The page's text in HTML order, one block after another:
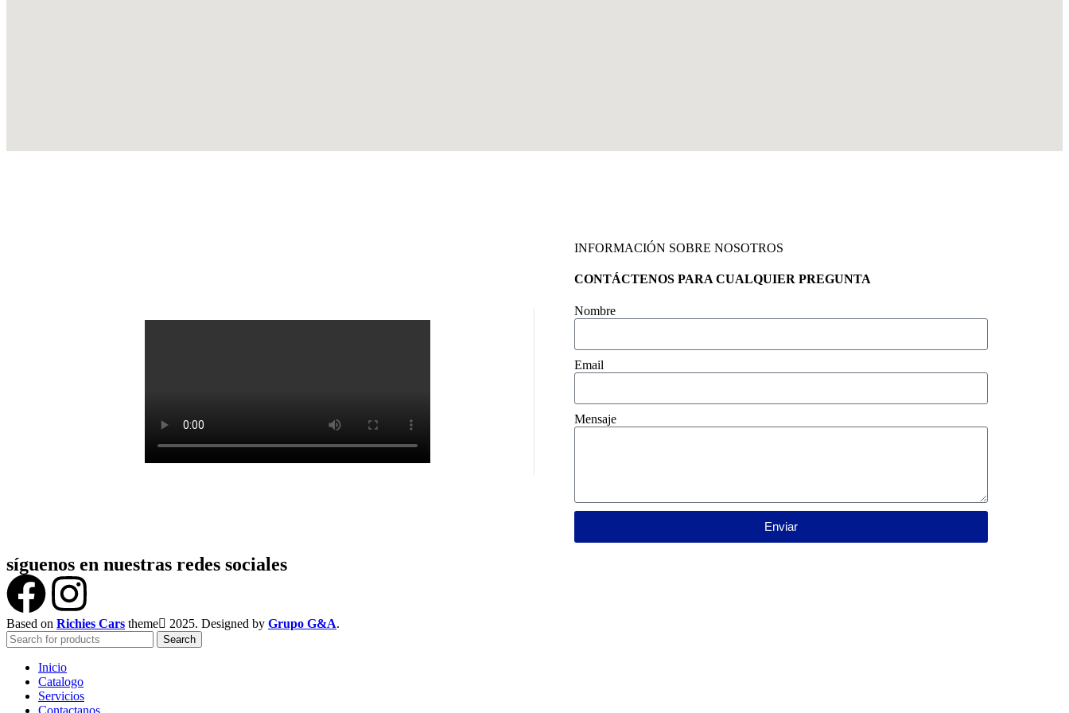
INFORMACIÓN SOBRE NOSOTROS
CONTÁCTENOS PARA CUALQUIER PREGUNTA
Nombre
Email
Mensaje
Enviar
síguenos en nuestras redes sociales
Based on Richies Cars theme 2025. Designed by Grupo G&A.
Search
Inicio
Catalogo
Servicios
Contactanos